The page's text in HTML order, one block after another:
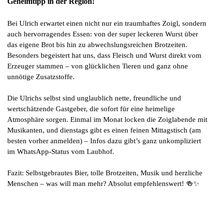
Bei Ulrich erwartet einen nicht nur ein traumhaftes Zoigl, sondern
auch hervorragendes Essen: von der super leckeren Wurst über
das eigene Brot bis hin zu abwechslungsreichen Brotzeiten.
Besonders begeistert hat uns, dass Fleisch und Wurst direkt vom
Erzeuger stammen – von glücklichen Tieren und ganz ohne
unnötige Zusatzstoffe.
Die Ulrichs selbst sind unglaublich nette, freundliche und
wertschätzende Gastgeber, die sofort für eine heimelige
Atmosphäre sorgen. Einmal im Monat locken die Zoiglabende mit
Musikanten, und dienstags gibt es einen feinen Mittagstisch (am
besten vorher anmelden) – Infos dazu gibt’s ganz unkompliziert
im WhatsApp-Status vom Laubhof.
Fazit: Selbstgebrautes Bier, tolle Brotzeiten, Musik und herzliche
Menschen – was will man mehr? Absolut empfehlenswert! 🍻✨